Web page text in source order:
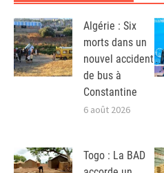
Algérie : Six
morts dans un
nouvel accident
de bus à
Constantine
6 août 2026
Togo : La BAD